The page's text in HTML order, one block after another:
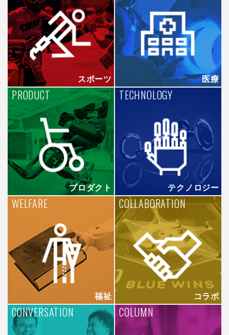
スポーツ 医療
プロダクト
PRODUCT
テクノロジー
TECHNOLOGY
福祉
WELFARE
コラボ
COLLABORATION
CONVERSATION COLUMN